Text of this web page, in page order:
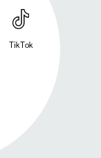
TikTok